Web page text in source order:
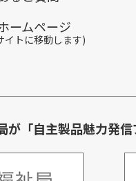
ームページ
イトに移動します)
が「自主製品魅力発